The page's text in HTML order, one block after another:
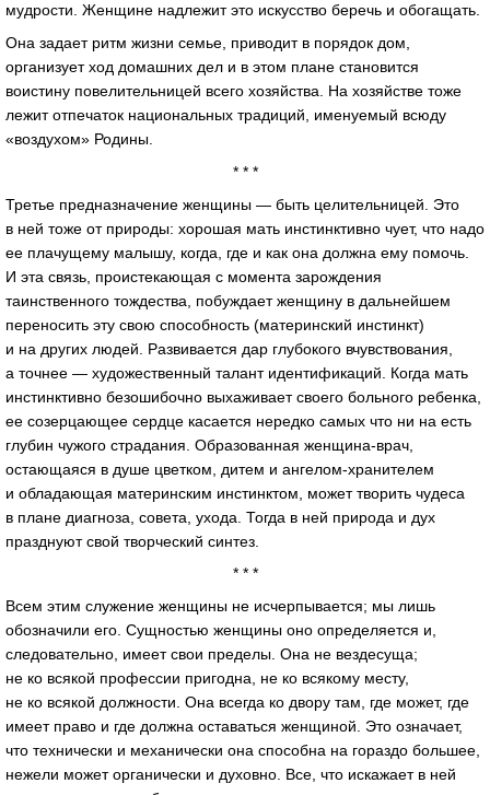
мудрости. Женщине надлежит это искусство беречь и обогащать.
Она задает ритм жизни семье, приводит в порядок дом,
организует ход домашних дел и в этом плане становится
воистину повелительницей всего хозяйства. На хозяйстве тоже
лежит отпечаток национальных традиций, именуемый всюду
«воздухом» Родины.
* * *
Третье предназначение женщины — быть целительницей. Это
в ней тоже от природы: хорошая мать инстинктивно чует, что надо
ее плачущему малышу, когда, где и как она должна ему помочь.
И эта связь, проистекающая с момента зарождения
таинственного тождества, побуждает женщину в дальнейшем
переносить эту свою способность (материнский инстинкт)
и на других людей. Развивается дар глубокого вчувствования,
а точнее — художественный талант идентификаций. Когда мать
инстинктивно безошибочно выхаживает своего больного ребенка,
ее созерцающее сердце касается нередко самых что ни на есть
глубин чужого страдания. Образованная женщина-врач,
остающаяся в душе цветком, дитем и ангелом-хранителем
и обладающая материнским инстинктом, может творить чудеса
в плане диагноза, совета, ухода. Тогда в ней природа и дух
празднуют свой творческий синтез.
* * *
Всем этим служение женщины не исчерпывается; мы лишь
обозначили его. Сущностью женщины оно определяется и,
следовательно, имеет свои пределы. Она не вездесуща;
не ко всякой профессии пригодна, не ко всякому месту,
не ко всякой должности. Она всегда ко двору там, где может, где
имеет право и где должна оставаться женщиной. Это означает,
что технически и механически она способна на гораздо большее,
нежели может органически и духовно. Все, что искажает в ней